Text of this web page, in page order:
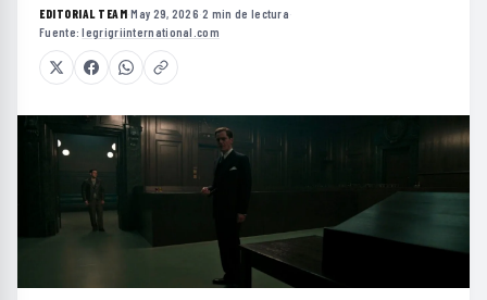
EDITORIAL TEAM·May 29, 2026·2 min de lectura·
Fuente:legrigriinternational.com